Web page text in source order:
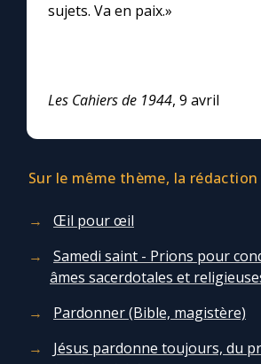
sujets. Va en paix.»
Les Cahiers de 1944, 9 avril
Sur le même thème, la
Œil pour œil
Samedi saint - Prions pour
âmes sacerdotales et
Pardonner (Bible, magistère)
Jésus pardonne toujours, du